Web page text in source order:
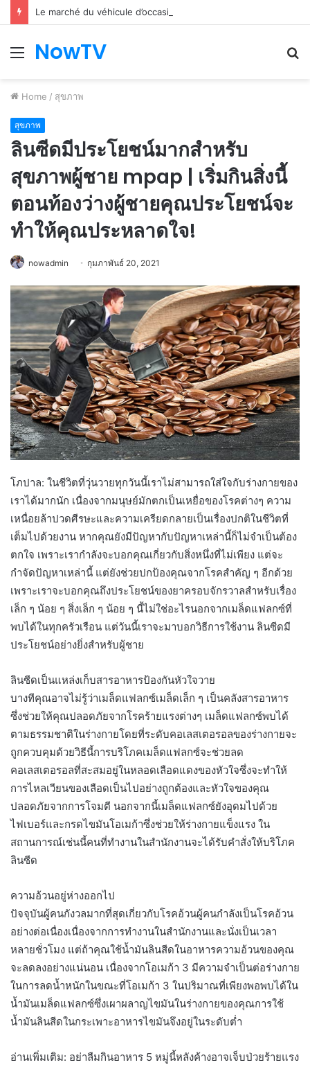
Le marché du véhicule d’occasion en plein essor
Menu
NowTV
Home / สุขภาพ
สุขภาพ
ลินซีดมีประโยชน์มากสำหรับ
สุขภาพผู้ชาย mpap | เริ่มกินสิ่งนี้
ตอนท้องว่างผู้ชายคุณประโยชน์จะ
ทำให้คุณประหลาดใจ!
nowadmin กุมภาพันธ์ 20, 2021
โภปาล: ในชีวิตที่วุ่นวายทุกวันนี้เราไม่สามารถใส่ใจกับร่างกายของ
เราได้มากนัก เนื่องจากมนุษย์มักตกเป็นเหยื่อของโรคต่างๆ ความ
เหนื่อยล้าปวดศีรษะและความเครียดกลายเป็นเรื่องปกติในชีวิตที่
เต็มไปด้วยงาน หากคุณยังมีปัญหากับปัญหาเหล่านี้ก็ไม่จำเป็นต้อง
ตกใจ เพราะเรากำลังจะบอกคุณเกี่ยวกับสิ่งหนึ่งที่ไม่เพียง แต่จะ
กำจัดปัญหาเหล่านี้ แต่ยังช่วยปกป้องคุณจากโรคสำคัญ ๆ อีกด้วย
เพราะเราจะบอกคุณถึงประโยชน์ของยาครอบจักรวาลสำหรับเรื่อง
เล็ก ๆ น้อย ๆ สิ่งเล็ก ๆ น้อย ๆ นี้ไม่ใช่อะไรนอกจากเมล็ดแฟลกซ์ที่
พบได้ในทุกครัวเรือน แต่วันนี้เราจะมาบอกวิธีการใช้งาน ลินซีดมี
ประโยชน์อย่างยิ่งสำหรับผู้ชาย
ลินซีดเป็นแหล่งเก็บสารอาหารป้องกันหัวใจวาย
บางทีคุณอาจไม่รู้ว่าเมล็ดแฟลกซ์เมล็ดเล็ก ๆ เป็นคลังสารอาหาร
ซึ่งช่วยให้คุณปลอดภัยจากโรคร้ายแรงต่างๆ เมล็ดแฟลกซ์พบได้
ตามธรรมชาติในร่างกายโดยที่ระดับคอเลสเตอรอลของร่างกายจะ
ถูกควบคุมด้วยวิธีนี้การบริโภคเมล็ดแฟลกซ์จะช่วยลด
คอเลสเตอรอลที่สะสมอยู่ในหลอดเลือดแดงของหัวใจซึ่งจะทำให้
การไหลเวียนของเลือดเป็นไปอย่างถูกต้องและหัวใจของคุณ
ปลอดภัยจากการโจมตี นอกจากนี้เมล็ดแฟลกซ์ยังอุดมไปด้วย
ไฟเบอร์และกรดไขมันโอเมก้าซึ่งช่วยให้ร่างกายแข็งแรง ใน
สถานการณ์เช่นนี้คนที่ทำงานในสำนักงานจะได้รับคำสั่งให้บริโภค
ลินซีด
ความอ้วนอยู่ห่างออกไป
ปัจจุบันผู้คนกังวลมากที่สุดเกี่ยวกับโรคอ้วนผู้คนกำลังเป็นโรคอ้วน
อย่างต่อเนื่องเนื่องจากการทำงานในสำนักงานและนั่งเป็นเวลา
หลายชั่วโมง แต่ถ้าคุณใช้น้ำมันลินสีดในอาหารความอ้วนของคุณ
จะลดลงอย่างแน่นอน เนื่องจากโอเมก้า 3 มีความจำเป็นต่อร่างกาย
ในการลดน้ำหนักในขณะที่โอเมก้า 3 ในปริมาณที่เพียงพอพบได้ใน
น้ำมันเมล็ดแฟลกซ์ซึ่งเผาผลาญไขมันในร่างกายของคุณการใช้
น้ำมันลินสีดในกระเพาะอาหารไขมันจึงอยู่ในระดับต่ำ
อ่านเพิ่มเติม: อย่าลืมกินอาหาร 5 หมู่นี้หลังค้างอาจเจ็บป่วยร้ายแรง